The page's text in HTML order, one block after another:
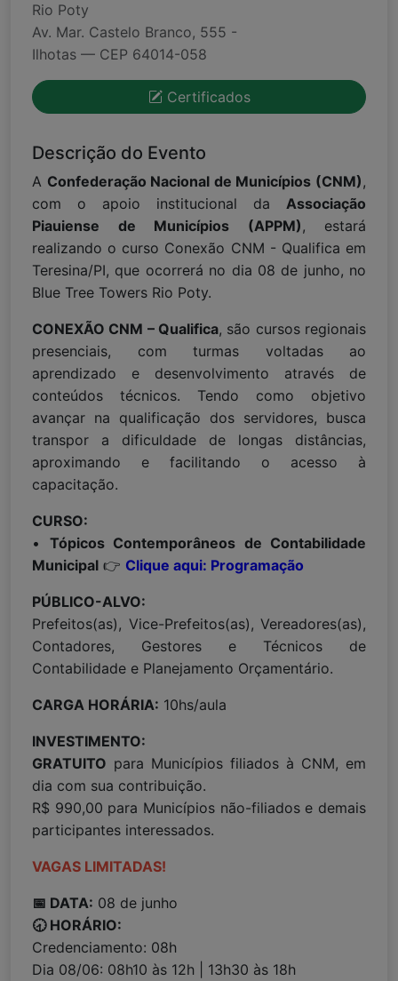
Rio Poty
Av. Mar. Castelo Branco, 555 -
Ilhotas — CEP 64014-058
Certificados
Descrição do Evento
A Confederação Nacional de Municípios (CNM),
com o apoio institucional da Associação
Piauiense de Municípios (APPM), estará
realizando o curso Conexão CNM - Qualifica em
Teresina/PI, que ocorrerá no dia 08 de junho, no
Blue Tree Towers Rio Poty.
CONEXÃO CNM – Qualifica, são cursos regionais
presenciais, com turmas voltadas ao
aprendizado e desenvolvimento através de
conteúdos técnicos. Tendo como objetivo
avançar na qualificação dos servidores, busca
transpor a dificuldade de longas distâncias,
aproximando e facilitando o acesso à
capacitação.
CURSO:
• Tópicos Contemporâneos de Contabilidade
Municipal 👉 Clique aqui: Programação
PÚBLICO-ALVO:
Prefeitos(as), Vice-Prefeitos(as), Vereadores(as),
Contadores, Gestores e Técnicos de
Contabilidade e Planejamento Orçamentário.
CARGA HORÁRIA: 10hs/aula
INVESTIMENTO:
GRATUITO para Municípios filiados à CNM, em
dia com sua contribuição.
R$ 990,00 para Municípios não-filiados e demais
participantes interessados.
VAGAS LIMITADAS!
📅 DATA: 08 de junho
🕣 HORÁRIO:
Credenciamento: 08h
Dia 08/06: 08h10 às 12h | 13h30 às 18h